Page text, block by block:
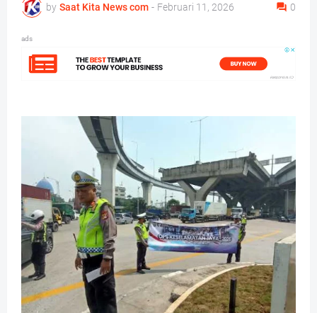
by Saat Kita News com - Februari 11, 2026 0
ads